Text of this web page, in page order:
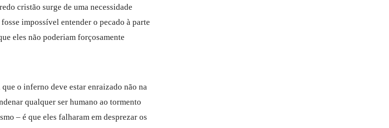
cristão surge de uma necessidade
impossível entender o pecado à parte
eles não poderiam forçosamente
o inferno deve estar enraizado não na
qualquer ser humano ao tormento
– é que eles falharam em desprezar os